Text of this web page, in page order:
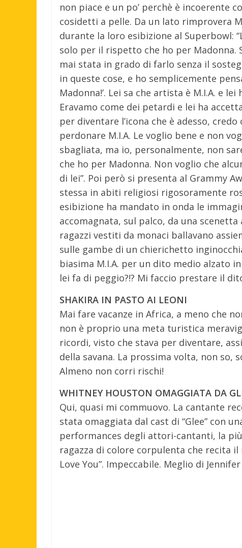
non piace e un po’ perchè è incoerente
cosidetti a pelle. Da un lato rimprovera
durante la loro esibizione al Superbowl:
solo per il rispetto che ho per Madonna.
mai stata in grado di farlo senza il
in queste cose, e ho semplicemente
Madonna!’. Lei sa che artista è M.I.A. e
Eravamo come dei petardi e lei ha
per diventare l’icona che è adesso,
perdonare M.I.A. Le voglio bene e non
sbagliata, ma io, personalmente, non
che ho per Madonna. Non voglio che
di lei”. Poi però si presenta al Grammy
stessa in abiti religiosi rigosoramente
esibizione ha mandato in onda le
accomagnata, sul palco, da una
ragazzi vestiti da monaci ballavano
sulle gambe di un chierichetto
biasima M.I.A. per un dito medio alzato
lei fa di peggio?!? Mi faccio prestare il
SHAKIRA IN PASTO AI LEONI
Mai fare vacanze in Africa, a meno che
non è proprio una meta turistica
ricordi, visto che stava per diventare,
della savana. La prossima volta, non
Almeno non corri rischi!
WHITNEY HOUSTON OMAGGIATA DA
Qui, quasi mi commuovo. La cantante
stata omaggiata dal cast di “Glee” con
performances degli attori-cantanti, la
ragazza di colore corpulenta che recita il
Love You”. Impeccabile. Meglio di